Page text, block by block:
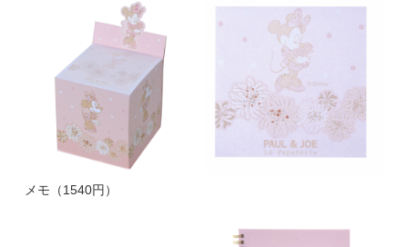
メモ（1540円）